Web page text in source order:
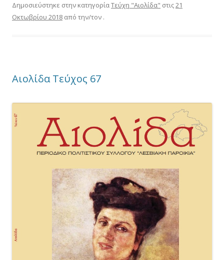
Δημοσιεύστηκε στην κατηγορίαΤεύχη "Αιολίδα" στις21
Οκτωβρίου 2018 από την/τον .
Αιολίδα Τεύχος 67